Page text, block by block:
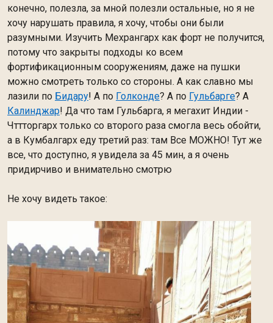
конечно, полезла, за мной полезли остальные, но я не
хочу нарушать правила, я хочу, чтобы они были
разумными. Изучить Мехрангарх как форт не получится,
потому что закрыты подходы ко всем
фортификационным сооружениям, даже на пушки
можно смотреть только со стороны. А как славно мы
лазили по Бидару! А по Голконде? А по Гульбарге? А
Калинджар! Да что там Гульбарга, я мегахит Индии -
Чттторгарх только со второго раза смогла весь обойти,
а в Кумбалгарх еду третий раз: там Все МОЖНО! Тут же
все, что доступно, я увидела за 45 мин, а я очень
придирчиво и внимательно смотрю
Не хочу видеть такое: